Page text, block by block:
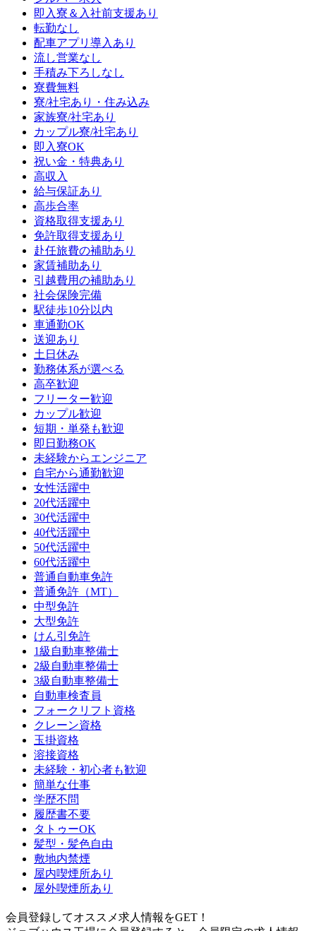
即入寮＆入社前支援あり
転勤なし
配車アプリ導入あり
流し営業なし
手積み下ろしなし
寮費無料
寮/社宅あり・住み込み
家族寮/社宅あり
カップル寮/社宅あり
即入寮OK
祝い金・特典あり
高収入
給与保証あり
高歩合率
資格取得支援あり
免許取得支援あり
赴任旅費の補助あり
家賃補助あり
引越費用の補助あり
社会保険完備
駅徒歩10分以内
車通勤OK
送迎あり
土日休み
勤務体系が選べる
高卒歓迎
フリーター歓迎
カップル歓迎
短期・単発も歓迎
即日勤務OK
未経験からエンジニア
自宅から通勤歓迎
女性活躍中
20代活躍中
30代活躍中
40代活躍中
50代活躍中
60代活躍中
普通自動車免許
普通免許（MT）
中型免許
大型免許
けん引免許
1級自動車整備士
2級自動車整備士
3級自動車整備士
自動車検査員
フォークリフト資格
クレーン資格
玉掛資格
溶接資格
未経験・初心者も歓迎
簡単な仕事
学歴不問
履歴書不要
タトゥーOK
髪型・髪色自由
敷地内禁煙
屋内喫煙所あり
屋外喫煙所あり
会員登録してオススメ求人情報をGET！